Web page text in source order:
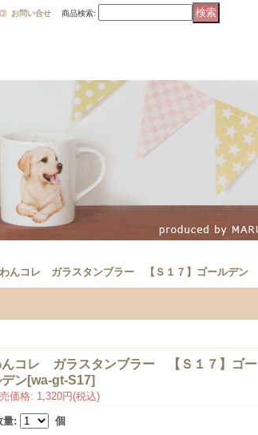
お問い合せ 商品検索:
わんコレ ガラスタンブラー 【Ｓ１７】ゴールデン
んコレ ガラスタンブラー 【Ｓ１７】ゴー
ン[wa-gt-S17]
価格: 1,320円(税込)
量: 個